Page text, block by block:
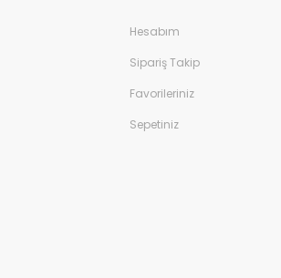
Hesabım
Sipariş Takip
Favorileriniz
Sepetiniz